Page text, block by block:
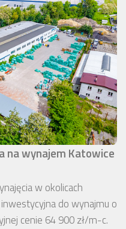
na wynajem Katowice
w okolicach
do wynajmu o
cenie 64 900 zł/m-c.